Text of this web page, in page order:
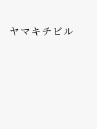
ヤマキチビル